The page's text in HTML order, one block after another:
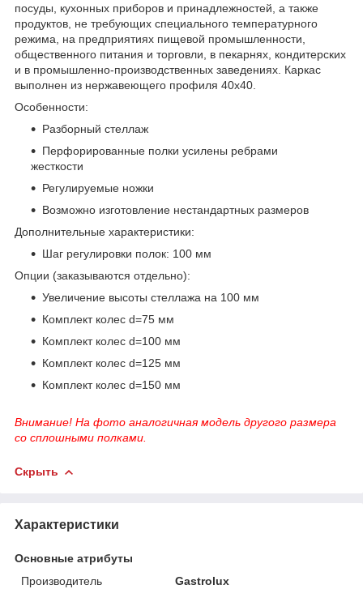
посуды, кухонных приборов и принадлежностей, а также
продуктов, не требующих специального температурного
режима, на предприятиях пищевой промышленности,
общественного питания и торговли, в пекарнях, кондитерских
и в промышленно-производственных заведениях. Каркас
выполнен из нержавеющего профиля 40х40.
Особенности:
Разборный стеллаж
Перфорированные полки усилены ребрами
жесткости
Регулируемые ножки
Возможно изготовление нестандартных размеров
Дополнительные характеристики:
Шаг регулировки полок: 100 мм
Опции (заказываются отдельно):
Увеличение высоты стеллажа на 100 мм
Комплект колес d=75 мм
Комплект колес d=100 мм
Комплект колес d=125 мм
Комплект колес d=150 мм
Внимание! На фото аналогичная модель другого размера
со сплошными полками.
Скрыть
Характеристики
Основные атрибуты
Производитель
Gastrolux